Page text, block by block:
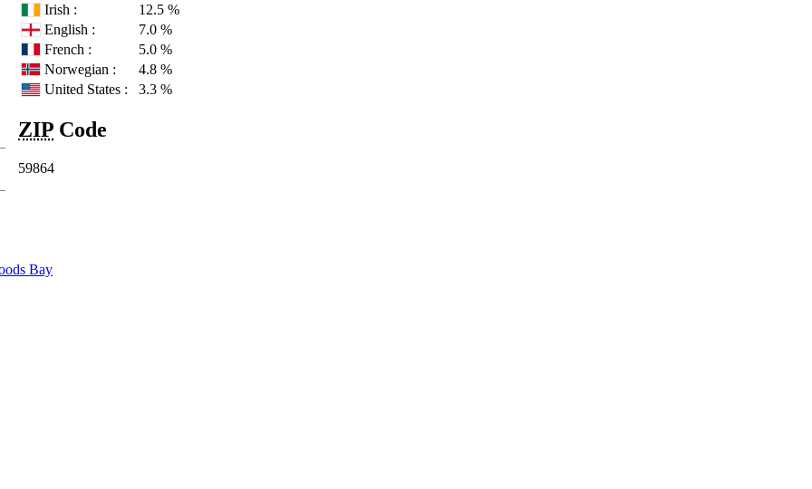
Irish :
12.5 %
English :
7.0 %
French :
5.0 %
Norwegian :
4.8 %
United States :
3.3 %
ZIP Code
59864
Bay